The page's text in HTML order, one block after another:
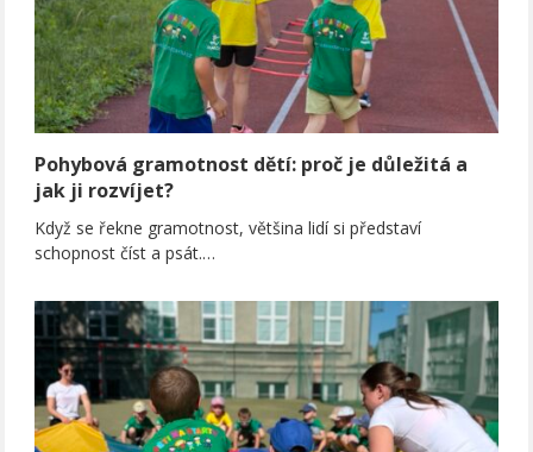
Pohybová gramotnost dětí: proč je důležitá a
jak ji rozvíjet?
Když se řekne gramotnost, většina lidí si představí
schopnost číst a psát.…